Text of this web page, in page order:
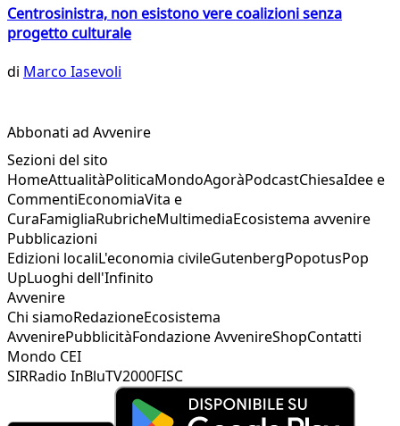
Centrosinistra, non esistono vere coalizioni senza
progetto culturale
di Marco Iasevoli
Abbonati ad Avvenire
Sezioni del sito
HomeAttualitàPoliticaMondoAgoràPodcastChiesaIdee e
CommentiEconomiaVita e
CuraFamigliaRubricheMultimediaEcosistema avvenire
Pubblicazioni
Edizioni localiL'economia civileGutenbergPopotusPop
UpLuoghi dell'Infinito
Avvenire
Chi siamoRedazioneEcosistema
AvvenirePubblicitàFondazione AvvenireShopContatti
Mondo CEI
SIRRadio InBluTV2000FISC